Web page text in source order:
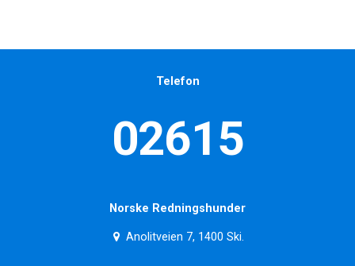
Telefon
02615
Norske Redningshunder
Anolitveien 7, 1400 Ski.